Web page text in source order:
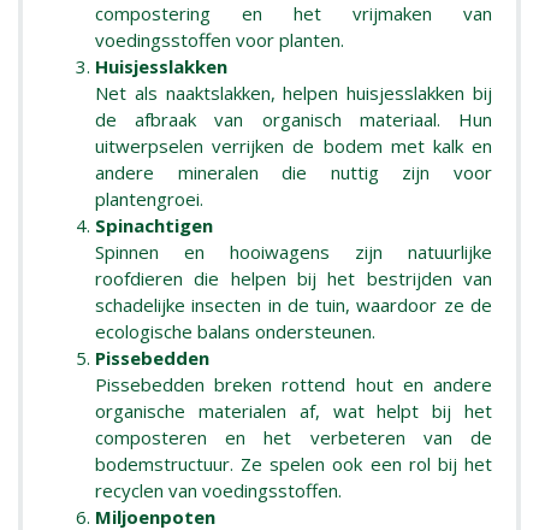
compostering en het vrijmaken van
voedingsstoffen voor planten.
Huisjesslakken
Net als naaktslakken, helpen huisjesslakken bij
de afbraak van organisch materiaal. Hun
uitwerpselen verrijken de bodem met kalk en
andere mineralen die nuttig zijn voor
plantengroei.
Spinachtigen
Spinnen en hooiwagens zijn natuurlijke
roofdieren die helpen bij het bestrijden van
schadelijke insecten in de tuin, waardoor ze de
ecologische balans ondersteunen.
Pissebedden
Pissebedden breken rottend hout en andere
organische materialen af, wat helpt bij het
composteren en het verbeteren van de
bodemstructuur. Ze spelen ook een rol bij het
recyclen van voedingsstoffen.
Miljoenpoten